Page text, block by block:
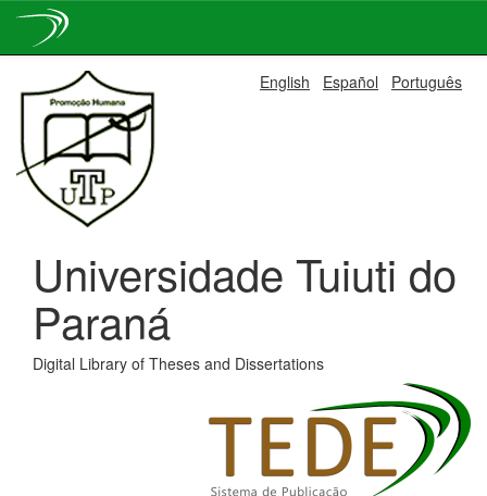
navigation
English Español Português
Universidade Tuiuti do
Paraná
Digital Library of Theses and Dissertations